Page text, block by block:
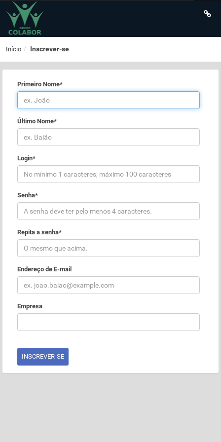
Início Inscrever-se
Primeiro Nome*
Último Nome*
Login*
Senha*
Repita a senha*
Endereço de E-mail
Empresa